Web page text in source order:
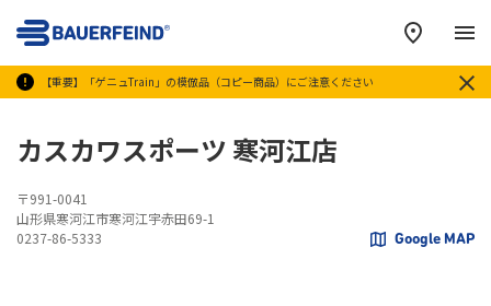
【重要】「ゲニュTrain」の模倣品（コピー商品）にご注意ください
メ
カスカワスポーツ 寒河江店
〒991-0041
山形県寒河江市寒河江宇赤田69-1
0237-86-5333
Google MAP